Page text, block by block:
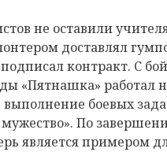
не оставили
доставлял
контракт. С
«Пятнашка» работал
боевых
По
является примером